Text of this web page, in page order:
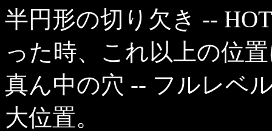
半円形の切り欠き --
った時、これ以上の位
真ん中の穴 -- フルレベ
大位置。